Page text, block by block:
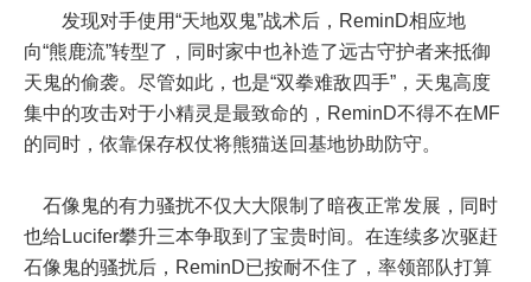
发现对手使用“天地双鬼”战术后，ReminD相应地
向“熊鹿流”转型了，同时家中也补造了远古守护者来抵御
天鬼的偷袭。尽管如此，也是“双拳难敌四手”，天鬼高度
集中的攻击对于小精灵是最致命的，ReminD不得不在MF
的同时，依靠保存权仗将熊猫送回基地协助防守。
石像鬼的有力骚扰不仅大大限制了暗夜正常发展，同时
也给Lucifer攀升三本争取到了宝贵时间。在连续多次驱赶
石像鬼的骚扰后，ReminD已按耐不住了，率领部队打算